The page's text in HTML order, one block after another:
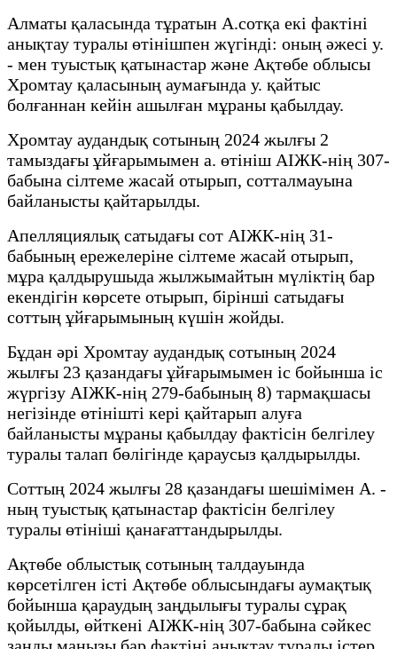
Алматы қаласында тұратын А.сотқа екі фактіні
анықтау туралы өтінішпен жүгінді: оның әжесі у.
- мен туыстық қатынастар және Ақтөбе облысы
Хромтау қаласының аумағында у. қайтыс
болғаннан кейін ашылған мұраны қабылдау.
Хромтау аудандық сотының 2024 жылғы 2
тамыздағы ұйғарымымен а. өтініш АІЖК-нің 307-
бабына сілтеме жасай отырып, сотталмауына
байланысты қайтарылды.
Апелляциялық сатыдағы сот АІЖК-нің 31-
бабының ережелеріне сілтеме жасай отырып,
мұра қалдырушыда жылжымайтын мүліктің бар
екендігін көрсете отырып, бірінші сатыдағы
соттың ұйғарымының күшін жойды.
Бұдан әрі Хромтау аудандық сотының 2024
жылғы 23 қазандағы ұйғарымымен іс бойынша іс
жүргізу АІЖК-нің 279-бабының 8) тармақшасы
негізінде өтінішті кері қайтарып алуға
байланысты мұраны қабылдау фактісін белгілеу
туралы талап бөлігінде қараусыз қалдырылды.
Соттың 2024 жылғы 28 қазандағы шешімімен А. -
ның туыстық қатынастар фактісін белгілеу
туралы өтініші қанағаттандырылды.
Ақтөбе облыстық сотының талдауында
көрсетілген істі Ақтөбе облысындағы аумақтық
бойынша қараудың заңдылығы туралы сұрақ
қойылды, өйткені АІЖК-нің 307-бабына сәйкес